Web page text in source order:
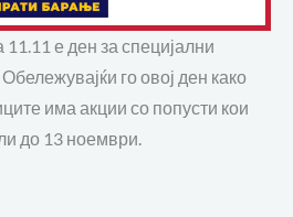
е ден за специјални
го овој ден како
има акции со попусти кои
до 13 ноември.